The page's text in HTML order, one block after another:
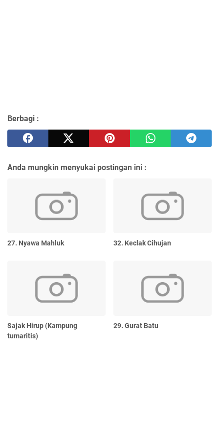
Berbagi :
Anda mungkin menyukai postingan ini :
27. Nyawa Mahluk 32. Keclak Cihujan
Sajak Hirup (Kampung
tumaritis)
29. Gurat Batu